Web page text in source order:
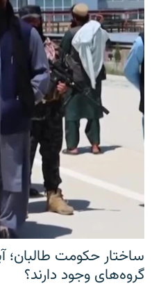
ساختار حکومت طالبان؛
گروه‌های وجود دارند؟